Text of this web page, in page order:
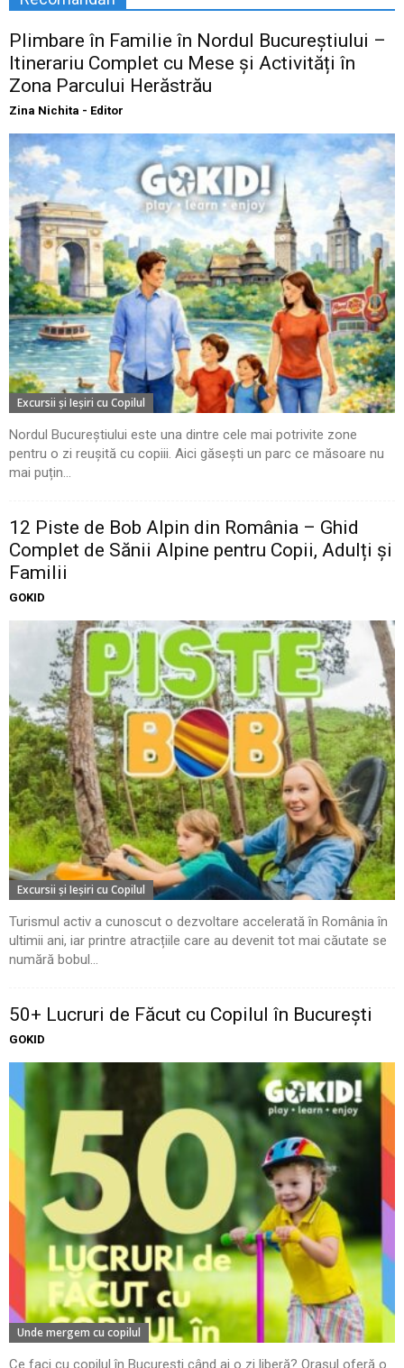
Plimbare în Familie în Nordul Bucureștiului –
Itinerariu Complet cu Mese și Activități în
Zona Parcului Herăstrău
Zina Nichita - Editor
Excursii şi Ieşiri cu Copilul
Nordul Bucureștiului este una dintre cele mai potrivite zone
pentru o zi reușită cu copiii. Aici găsești un parc ce măsoare nu
mai puțin...
12 Piste de Bob Alpin din România – Ghid
Complet de Sănii Alpine pentru Copii, Adulți și
Familii
GOKID
Excursii şi Ieşiri cu Copilul
Turismul activ a cunoscut o dezvoltare accelerată în România în
ultimii ani, iar printre atracțiile care au devenit tot mai căutate se
numără bobul...
50+ Lucruri de Făcut cu Copilul în București
GOKID
Unde mergem cu copilul
Ce faci cu copilul în București când ai o zi liberă? Orașul oferă o